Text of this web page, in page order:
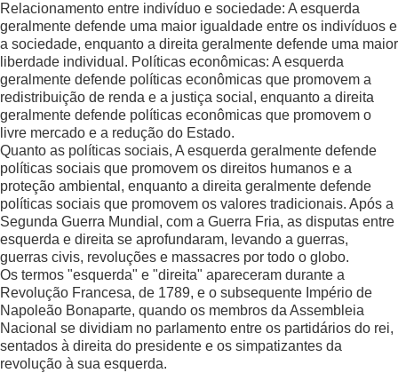
Relacionamento entre indivíduo e sociedade: A esquerda
geralmente defende uma maior igualdade entre os indivíduos e
a sociedade, enquanto a direita geralmente defende uma maior
liberdade individual. Políticas econômicas: A esquerda
geralmente defende políticas econômicas que promovem a
redistribuição de renda e a justiça social, enquanto a direita
geralmente defende políticas econômicas que promovem o
livre mercado e a redução do Estado.
Quanto as políticas sociais, A esquerda geralmente defende
políticas sociais que promovem os direitos humanos e a
proteção ambiental, enquanto a direita geralmente defende
políticas sociais que promovem os valores tradicionais. Após a
Segunda Guerra Mundial, com a Guerra Fria, as disputas entre
esquerda e direita se aprofundaram, levando a guerras,
guerras civis, revoluções e massacres por todo o globo.
Os termos "esquerda" e "direita" apareceram durante a
Revolução Francesa, de 1789, e o subsequente Império de
Napoleão Bonaparte, quando os membros da Assembleia
Nacional se dividiam no parlamento entre os partidários do rei,
sentados à direita do presidente e os simpatizantes da
revolução à sua esquerda.